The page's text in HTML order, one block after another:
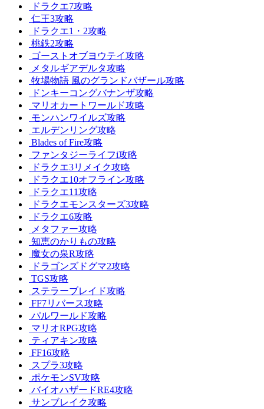
ドラクエ7攻略
仁王3攻略
ドラクエ1・2攻略
桃鉄2攻略
ゴーストオブヨウテイ攻略
メタルギアデルタ攻略
牧場物語 風のグランドバザール攻略
ドンキーコングバナンザ攻略
マリオカートワールド攻略
モンハンワイルズ攻略
エルデンリング攻略
Blades of Fire攻略
ファンタジーライフi攻略
ドラクエ3リメイク攻略
ドラクエ10オフライン攻略
ドラクエ11攻略
ドラクエモンスターズ3攻略
ドラクエ6攻略
メタファー攻略
知恵のかりもの攻略
魔女の泉R攻略
ドラゴンズドグマ2攻略
TGS攻略
ステラーブレイド攻略
FF7リバース攻略
パルワールド攻略
マリオRPG攻略
ティアキン攻略
FF16攻略
スプラ3攻略
ポケモンSV攻略
バイオハザードRE4攻略
サンブレイク攻略